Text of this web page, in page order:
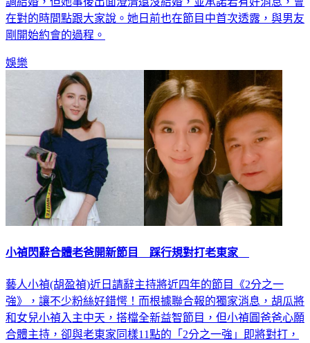
在對的時間點跟大家說。她日前也在節目中首次透露，與男友
剛開始約會的過程。
娛樂
小禎閃辭合體老爸開新節目 踩行規對打老東家
藝人小禎(胡盈禎)近日請辭主持將近四年的節目《2分之一
強》，讓不少粉絲好錯愕！而根據聯合報的獨家消息，胡瓜將
和女兒小禎入主中天，搭檔全新益智節目，但小禎圓爸爸心願
合體主持，卻與老東家同樣11點的「2分之一強」即將對打，